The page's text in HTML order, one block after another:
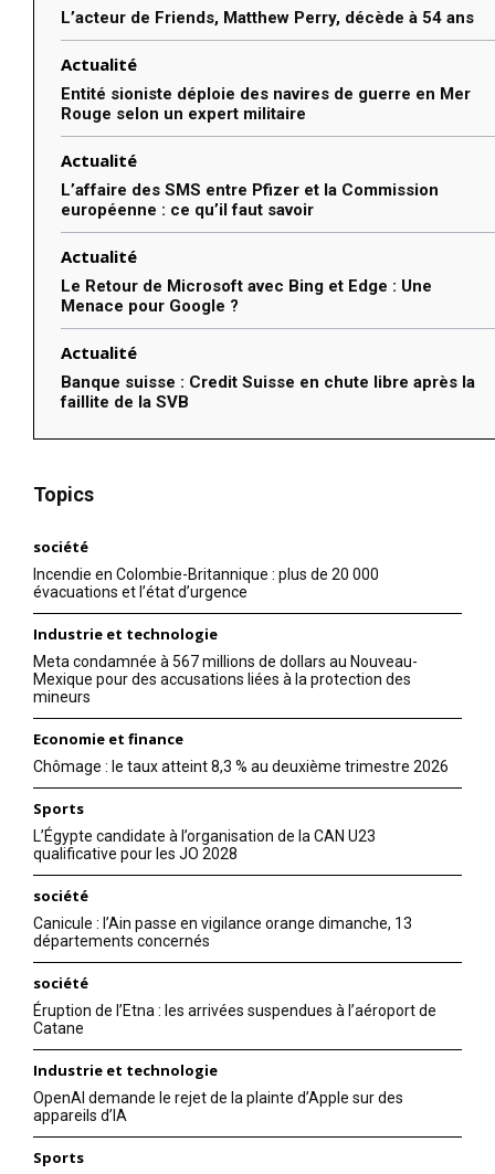
L’acteur de Friends, Matthew Perry, décède à 54 ans
Actualité
Entité sioniste déploie des navires de guerre en Mer
Rouge selon un expert militaire
Actualité
L’affaire des SMS entre Pfizer et la Commission
européenne : ce qu’il faut savoir
Actualité
Le Retour de Microsoft avec Bing et Edge : Une
Menace pour Google ?
Actualité
Banque suisse : Credit Suisse en chute libre après la
faillite de la SVB
Topics
société
Incendie en Colombie-Britannique : plus de 20 000
évacuations et l’état d’urgence
Industrie et technologie
Meta condamnée à 567 millions de dollars au Nouveau-
Mexique pour des accusations liées à la protection des
mineurs
Economie et finance
Chômage : le taux atteint 8,3 % au deuxième trimestre 2026
Sports
L’Égypte candidate à l’organisation de la CAN U23
qualificative pour les JO 2028
société
Canicule : l’Ain passe en vigilance orange dimanche, 13
départements concernés
société
Éruption de l’Etna : les arrivées suspendues à l’aéroport de
Catane
Industrie et technologie
OpenAI demande le rejet de la plainte d’Apple sur des
appareils d’IA
Sports